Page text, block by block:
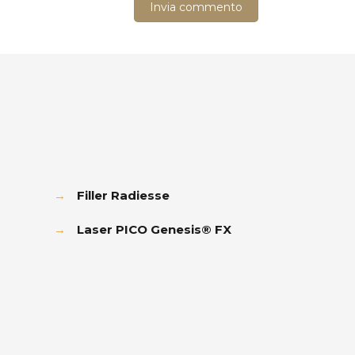
→ Filler Radiesse
→ Laser PICO Genesis® FX